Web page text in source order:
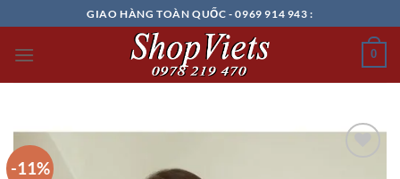
đến
nội
GIAO HÀNG TOÀN QUỐC - 0969 914 943 :
0
-11%